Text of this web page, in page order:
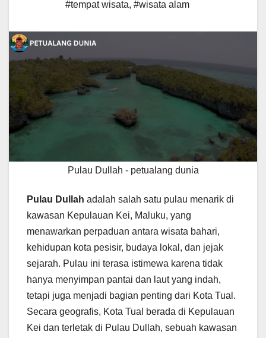
#tempat wisata, #wisata alam
Pulau Dullah - petualang dunia
Pulau Dullah adalah salah satu pulau menarik di
kawasan Kepulauan Kei, Maluku, yang
menawarkan perpaduan antara wisata bahari,
kehidupan kota pesisir, budaya lokal, dan jejak
sejarah. Pulau ini terasa istimewa karena tidak
hanya menyimpan pantai dan laut yang indah,
tetapi juga menjadi bagian penting dari Kota Tual.
Secara geografis, Kota Tual berada di Kepulauan
Kei dan terletak di Pulau Dullah, sebuah kawasan